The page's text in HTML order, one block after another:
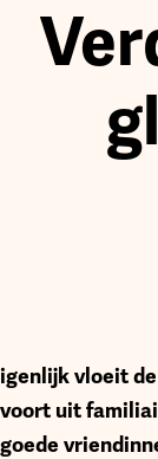
igenlijk vloeit
voort uit
goede